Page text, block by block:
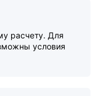
расчету. Для
условия